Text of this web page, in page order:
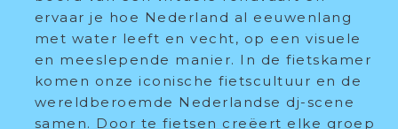
ervaar je hoe Nederland al eeuwenlang
met water leeft en vecht, op een visuele
en meeslepende manier. In de fietskamer
komen onze iconische fietscultuur en de
wereldberoemde Nederlandse dj-scene
samen. Door te fietsen creëert elke groep